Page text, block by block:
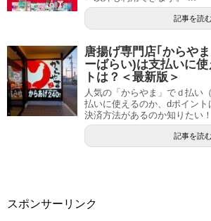
記事を読
唐揚げ専門店｢からや
ーばらい)は支払いに
トは？＜最新版＞
人気の「からやま」でｄ払い
払いに使えるのか、dポイン
決済方法があるのか知りたい
記事を読
スポンサーリンク